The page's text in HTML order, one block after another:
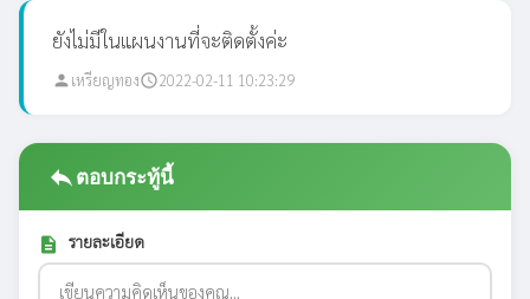
ยังไม่มีในแผนงานที่จะติดตั้งค่ะ
person เหรียญทองschedule2022-02-11 10:23:29
replyตอบกระทู้นี้
description รายละเอียด